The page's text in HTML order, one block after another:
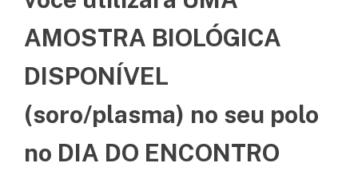
AMOSTRA BIOLÓGICA
DISPONÍVEL
(soro/plasma) no seu polo
no DIA DO ENCONTRO